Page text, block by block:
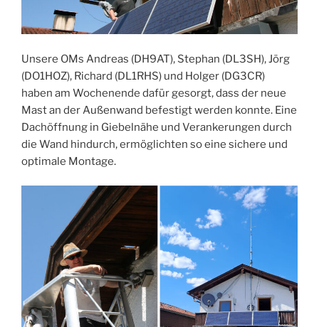
Unsere OMs Andreas (DH9AT), Stephan (DL3SH), Jörg
(DO1HOZ), Richard (DL1RHS) und Holger (DG3CR)
haben am Wochenende dafür gesorgt, dass der neue
Mast an der Außenwand befestigt werden konnte. Eine
Dachöffnung in Giebelnähe und Verankerungen durch
die Wand hindurch, ermöglichten so eine sichere und
optimale Montage.